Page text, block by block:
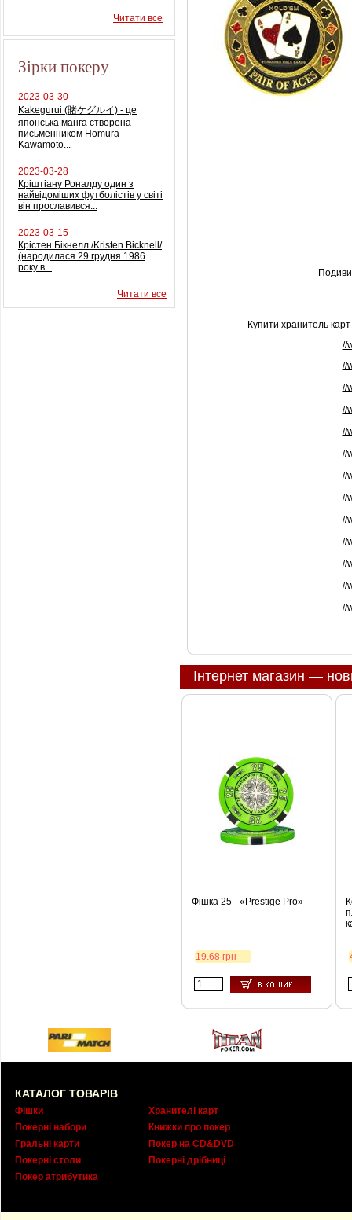
Читати все
Зірки покеру
2023-03-30
Kakegurui (賭ケグルイ) - це
японська манга створена
письменником Homura
Kawamoto...
2023-03-28
Кріштіану Роналду один з
найвідоміших футболістів у світі
він прославився...
2023-03-15
Крістен Бікнелл /Kristen Bicknell/
(народилася 29 грудня 1986
року в...
Читати все
Купити хранитель
//
//
//
//
//
//
//
//
//
//
//
//
//
Інтернет магазин —
Фішка 25 - «Prestige Pro»
19.68 грн
КАТАЛОГ ТОВАРІВ
Фішки
Покерні набори
Гральні карти
Покерні столи
Покер атрибутика
Хранителі карт
Книжки про покер
Покер на CD&DVD
Покерні дрібниці